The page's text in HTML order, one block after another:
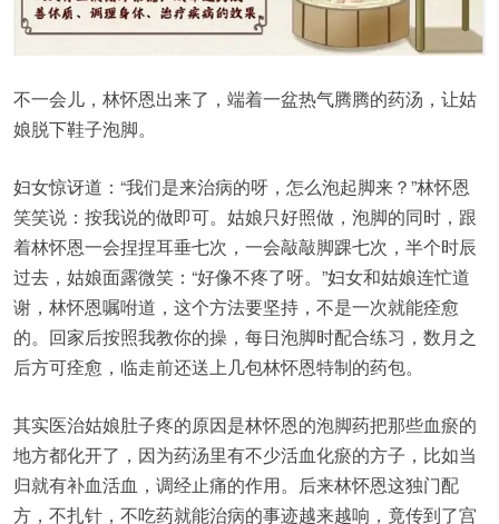
不一会儿，林怀恩出来了，端着一盆热气腾腾的药汤，让姑
娘脱下鞋子泡脚。
妇女惊讶道：“我们是来治病的呀，怎么泡起脚来？”林怀恩
笑笑说：按我说的做即可。姑娘只好照做，泡脚的同时，跟
着林怀恩一会捏捏耳垂七次，一会敲敲脚踝七次，半个时辰
过去，姑娘面露微笑：“好像不疼了呀。”妇女和姑娘连忙道
谢，林怀恩嘱咐道，这个方法要坚持，不是一次就能痊愈
的。回家后按照我教你的操，每日泡脚时配合练习，数月之
后方可痊愈，临走前还送上几包林怀恩特制的药包。
其实医治姑娘肚子疼的原因是林怀恩的泡脚药把那些血瘀的
地方都化开了，因为药汤里有不少活血化瘀的方子，比如当
归就有补血活血，调经止痛的作用。后来林怀恩这独门配
方，不扎针，不吃药就能治病的事迹越来越响，竟传到了宫